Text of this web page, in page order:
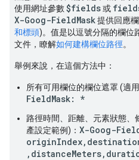
使用網址參數$fields或
X-Goog-FieldMask提供回應
和標頭)。值是以逗號分隔的欄位
文件，瞭解如何建構欄位路徑。
舉例來說，在這個方法中：
所有可用欄位的欄位遮罩 (適
FieldMask: *
路徑時間、距離、元素狀態、
產設定範例)： X-Goog-